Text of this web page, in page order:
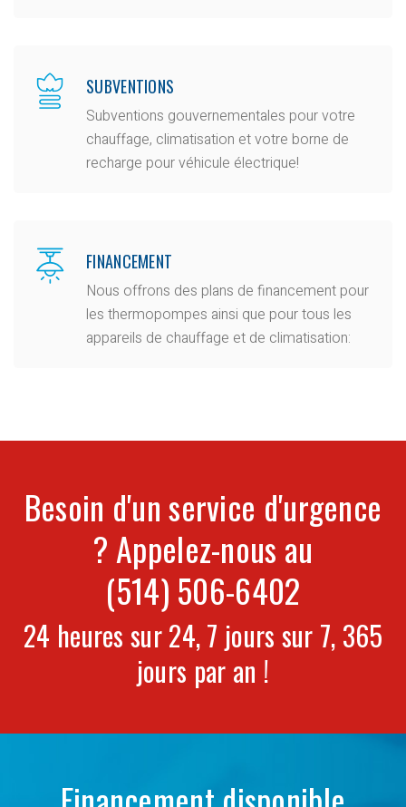
SUBVENTIONS
Subventions gouvernementales pour votre
chauffage, climatisation et votre borne de
recharge pour véhicule électrique!
FINANCEMENT
Nous offrons des plans de financement pour
les thermopompes ainsi que pour tous les
appareils de chauffage et de climatisation:
Besoin d'un service d'urgence
? Appelez-nous au
(514) 506-6402
24 heures sur 24, 7 jours sur 7, 365
jours par an !